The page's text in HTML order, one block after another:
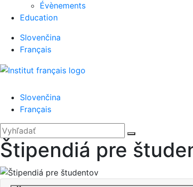
Évènements
Education
Slovenčina
Français
Slovenčina
Français
'.__('Search').'
Zatvoriť
Hľadať:
Štipendiá pre